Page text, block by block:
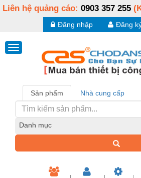
Liên hệ quảng cáo: 0903 357 255
Đăng
Đăng nhập
Sản phẩm Nhà cung cấp
Danh mục